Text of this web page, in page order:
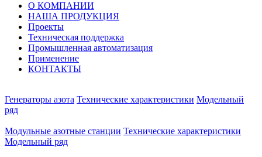
О КОМПАНИИ
НАША ПРОДУКЦИЯ
Проекты
Техническая поддержка
Промышленная автоматизация
Применение
КОНТАКТЫ
Генераторы азота Технические характеристики Модельный
ряд
Модульные азотные станции Технические характеристики
Модельный ряд